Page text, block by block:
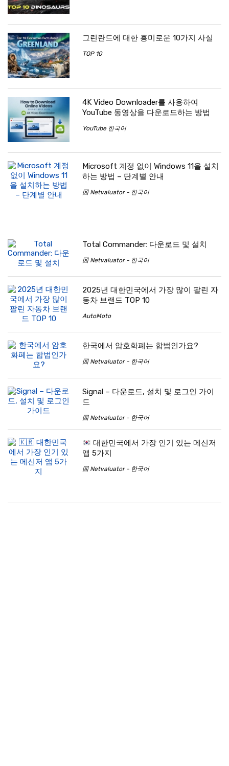
그린란드에 대한 흥미로운 10가지 사실
TOP 10
4K Video Downloader를 사용하여
YouTube 동영상을 다운로드하는 방법
YouTube 한국어
Microsoft 계정 없이 Windows 11을 설치
하는 방법 – 단계별 안내
龱 Netvaluator - 한국어
Total Commander: 다운로드 및 설치
龱 Netvaluator - 한국어
2025년 대한민국에서 가장 많이 팔린 자
동차 브랜드 TOP 10
AutoMoto
한국에서 암호화폐는 합법인가요?
龱 Netvaluator - 한국어
Signal – 다운로드, 설치 및 로그인 가이
드
龱 Netvaluator - 한국어
대한민국에서 가장 인기 있는 메신저
앱 5가지
龱 Netvaluator - 한국어